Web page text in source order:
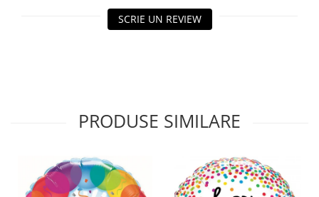
SCRIE UN REVIEW
PRODUSE SIMILARE